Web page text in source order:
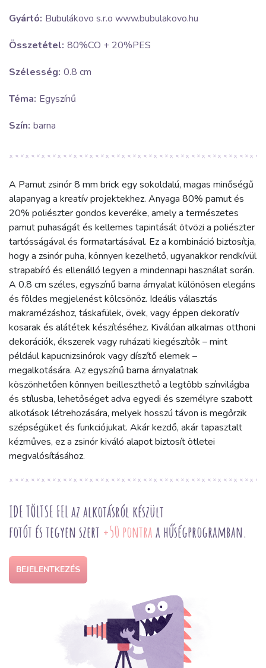
Gyártó: Bubulákovo s.r.o www.bubulakovo.hu
Összetétel: 80%CO + 20%PES
Szélesség: 0.8 cm
Téma: Egyszínű
Szín: barna
A Pamut zsinór 8 mm brick egy sokoldalú, magas minőségű
alapanyag a kreatív projektekhez. Anyaga 80% pamut és
20% poliészter gondos keveréke, amely a természetes
pamut puhaságát és kellemes tapintását ötvözi a poliészter
tartósságával és formatartásával. Ez a kombináció biztosítja,
hogy a zsinór puha, könnyen kezelhető, ugyanakkor rendkívül
strapabíró és ellenálló legyen a mindennapi használat során.
A 0.8 cm széles, egyszínű barna árnyalat különösen elegáns
és földes megjelenést kölcsönöz. Ideális választás
makramézáshoz, táskafülek, övek, vagy éppen dekoratív
kosarak és alátétek készítéséhez. Kiválóan alkalmas otthoni
dekorációk, ékszerek vagy ruházati kiegészítők – mint
például kapucnizsinórok vagy díszítő elemek –
megalkotására. Az egyszínű barna árnyalatnak
köszönhetően könnyen beilleszthető a legtöbb színvilágba
és stílusba, lehetőséget adva egyedi és személyre szabott
alkotások létrehozására, melyek hosszú távon is megőrzik
szépségüket és funkciójukat. Akár kezdő, akár tapasztalt
kézműves, ez a zsinór kiváló alapot biztosít ötletei
megvalósításához.
IDE TÖLTSE FEL az alkotásról készült
fotót és tegyen szert +50 pontraa hűségprogramban.
BEJELENTKEZÉS